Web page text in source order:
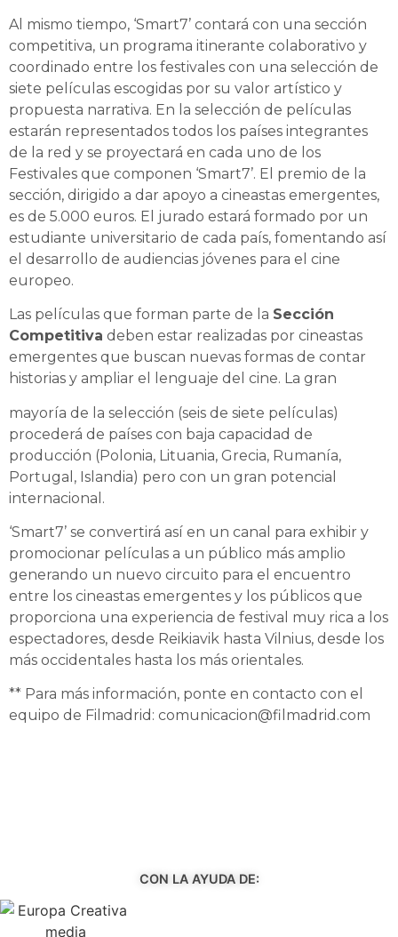
Al mismo tiempo, ‘Smart7’ contará con una sección
competitiva, un programa itinerante colaborativo y
coordinado entre los festivales con una selección de
siete películas escogidas por su valor artístico y
propuesta narrativa. En la selección de películas
estarán representados todos los países integrantes
de la red y se proyectará en cada uno de los
Festivales que componen ‘Smart7’. El premio de la
sección, dirigido a dar apoyo a cineastas emergentes,
es de 5.000 euros. El jurado estará formado por un
estudiante universitario de cada país, fomentando así
el desarrollo de audiencias jóvenes para el cine
europeo.
Las películas que forman parte de la Sección
Competitiva deben estar realizadas por cineastas
emergentes que buscan nuevas formas de contar
historias y ampliar el lenguaje del cine. La gran
mayoría de la selección (seis de siete películas)
procederá de países con baja capacidad de
producción (Polonia, Lituania, Grecia, Rumanía,
Portugal, Islandia) pero con un gran potencial
internacional.
‘Smart7’ se convertirá así en un canal para exhibir y
promocionar películas a un público más amplio
generando un nuevo circuito para el encuentro
entre los cineastas emergentes y los públicos que
proporciona una experiencia de festival muy rica a los
espectadores, desde Reikiavik hasta Vilnius, desde los
más occidentales hasta los más orientales.
** Para más información, ponte en contacto con el
equipo de Filmadrid: comunicacion@filmadrid.com
CON LA AYUDA DE: